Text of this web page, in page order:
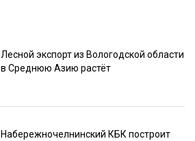
Лесной экспорт из Вологодской области
в Среднюю Азию растёт
Набережночелнинский КБК построит